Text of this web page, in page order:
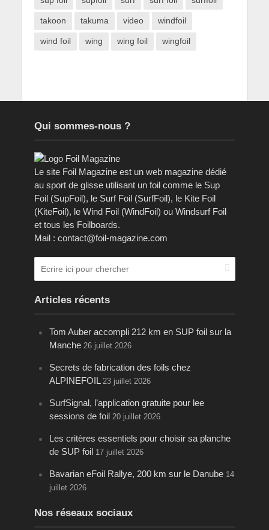
takoon takuma video windfoil
wind foil wing wing foil wingfoil
Qui sommes-nous ?
Le site Foil Magazine est un web magazine dédié
au sport de glisse utilisant un foil comme le Sup
Foil (SupFoil), le Surf Foil (SurfFoil), le Kite Foil
(KiteFoil), le Wind Foil (WindFoil) ou Windsurf Foil
et tous les Foilboards.
Mail : contact@foil-magazine.com
Articles récents
Tom Auber accompli 212 km en SUP foil sur la
Manche 26 juillet 2026
Secrets de fabrication des foils chez
ALPINEFOIL 23 juillet 2026
SurfSignal, l’application gratuite pour lee
sessions de foil 20 juillet 2026
Les critères essentiels pour choisir sa planche
de SUP foil 17 juillet 2026
Bavarian eFoil Rallye, 200 km sur le Danube 14
juillet 2026
Nos réseaux sociaux